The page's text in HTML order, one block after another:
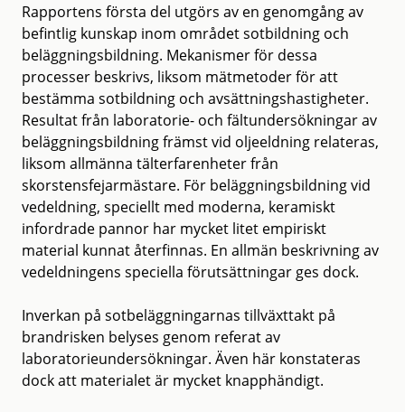
Rapportens första del utgörs av en genomgång av
befintlig kunskap inom området sotbildning och
beläggningsbildning. Mekanismer för dessa
processer beskrivs, liksom mätmetoder för att
bestämma sotbildning och avsättningshastigheter.
Resultat från laboratorie- och fältundersökningar av
beläggningsbildning främst vid oljeeldning relateras,
liksom allmänna tälterfarenheter från
skorstensfejarmästare. För beläggningsbildning vid
vedeldning, speciellt med moderna, keramiskt
infordrade pannor har mycket litet empiriskt
material kunnat återfinnas. En allmän beskrivning av
vedeldningens speciella förutsättningar ges dock.
Inverkan på sotbeläggningarnas tillväxttakt på
brandrisken belyses genom referat av
laboratorieundersökningar. Även här konstateras
dock att materialet är mycket knapphändigt.